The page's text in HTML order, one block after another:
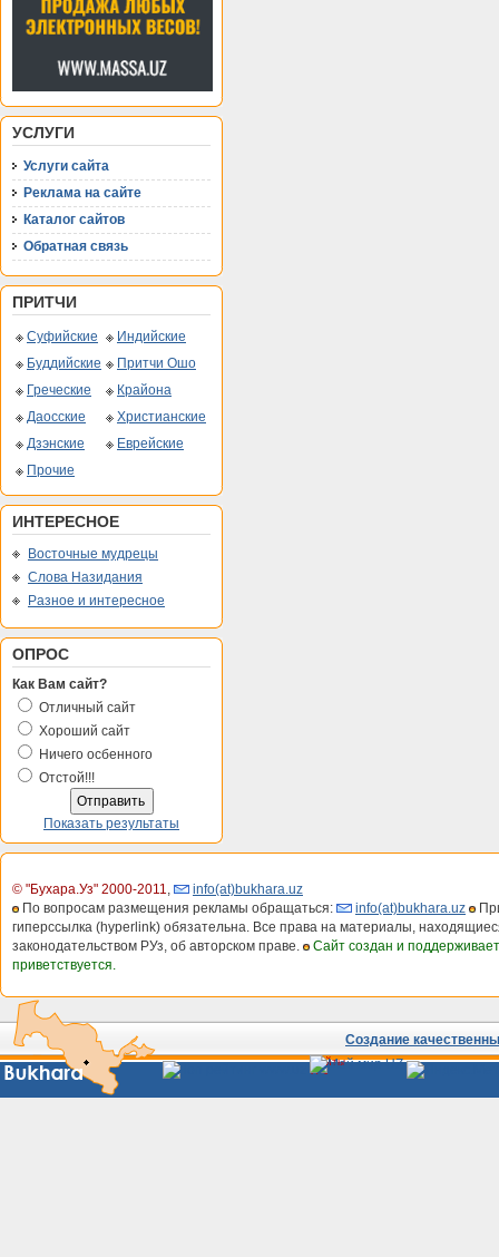
УСЛУГИ
Услуги сайта
Реклама на сайте
Каталог сайтов
Обратная связь
ПРИТЧИ
Суфийские
Индийские
Буддийские
Притчи Ошо
Греческие
Крайона
Даосские
Христианские
Дзэнские
Еврейские
Прочие
ИНТЕРЕСНОЕ
Восточные мудрецы
Слова Назидания
Разное и интересное
ОПРОС
Как Вам сайт?
Отличный сайт
Хороший сайт
Ничего осбенного
Отстой!!!
Показать результаты
© "Бухара.Уз" 2000-2011,
info(at)bukhara.uz
По вопросам размещения рекламы обращаться:
info(at)bukhara.uz
гиперссылка (hyperlink) обязательна. Все права на материалы,
законодательством РУз, об авторском праве.
Сайт создан и
приветствуется.
Создание
Сайты
Узбекистана